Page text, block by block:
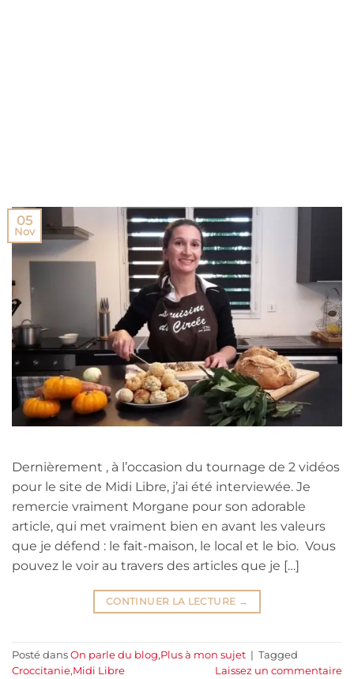
05
Nov
Dernièrement , à l’occasion du tournage de 2 vidéos
pour le site de Midi Libre, j’ai été interviewée. Je
remercie vraiment Morgane pour son adorable
article, qui met vraiment bien en avant les valeurs
que je défend : le fait-maison, le local et le bio. Vous
pouvez le voir au travers des articles que je […]
CONTINUER LA LECTURE →
Posté dans On parle du blog,Plus à mon sujet | Tagged
Croccitanie,Midi Libre Laissez un commentaire